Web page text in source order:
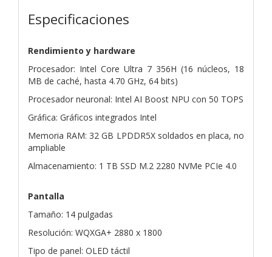
Especificaciones
Rendimiento y hardware
Procesador: Intel Core Ultra 7 356H (16 núcleos, 18
MB de caché, hasta 4.70 GHz, 64 bits)
Procesador neuronal: Intel AI Boost NPU con 50 TOPS
Gráfica: Gráficos integrados Intel
Memoria RAM: 32 GB LPDDR5X soldados en placa, no
ampliable
Almacenamiento: 1 TB SSD M.2 2280 NVMe PCIe 4.0
Pantalla
Tamaño: 14 pulgadas
Resolución: WQXGA+ 2880 x 1800
Tipo de panel: OLED táctil